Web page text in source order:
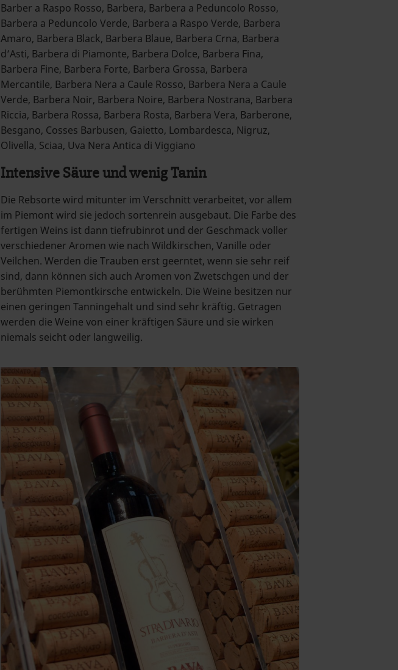
Barber a Raspo Rosso, Barbera, Barbera a Peduncolo Rosso,
Barbera a Peduncolo Verde, Barbera a Raspo Verde, Barbera
Amaro, Barbera Black, Barbera Blaue, Barbera Crna, Barbera
d’Asti, Barbera di Piamonte, Barbera Dolce, Barbera Fina,
Barbera Fine, Barbera Forte, Barbera Grossa, Barbera
Mercantile, Barbera Nera a Caule Rosso, Barbera Nera a Caule
Verde, Barbera Noir, Barbera Noire, Barbera Nostrana, Barbera
Riccia, Barbera Rossa, Barbera Rosta, Barbera Vera, Barberone,
Besgano, Cosses Barbusen, Gaietto, Lombardesca, Nigruz,
Olivella, Sciaa, Uva Nera Antica di Viggiano
Intensive Säure und wenig Tanin
Die Rebsorte wird mitunter im Verschnitt verarbeitet, vor allem
im Piemont wird sie jedoch sortenrein ausgebaut. Die Farbe des
fertigen Weins ist dann tiefrubinrot und der Geschmack voller
verschiedener Aromen wie nach Wildkirschen, Vanille oder
Veilchen. Werden die Trauben erst geerntet, wenn sie sehr reif
sind, dann können sich auch Aromen von Zwetschgen und der
berühmten Piemontkirsche entwickeln. Die Weine besitzen nur
einen geringen Tanningehalt und sind sehr kräftig. Getragen
werden die Weine von einer kräftigen Säure und sie wirken
niemals seicht oder langweilig.